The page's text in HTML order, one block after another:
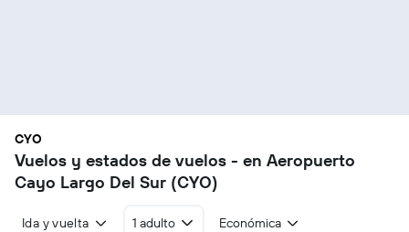
CYO
Vuelos y estados de vuelos - en Aeropuerto
Cayo Largo Del Sur (CYO)
Ida y vuelta 1 adulto Económica